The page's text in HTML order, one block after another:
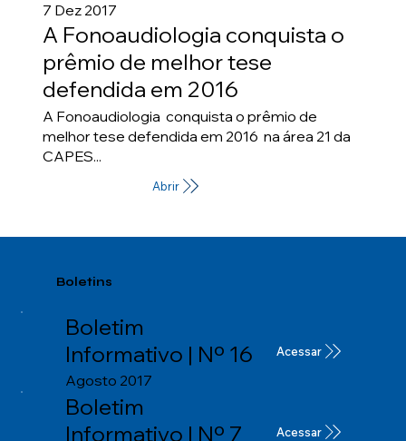
7 Dez 2017
A Fonoaudiologia conquista o
prêmio de melhor tese
defendida em 2016
A Fonoaudiologia conquista o prêmio de
melhor tese defendida em 2016 na área 21 da
CAPES...
Abrir
Boletins
Boletim
Informativo | Nº 16
Agosto 2017
Acessar
Boletim
Informativo | Nº 7
Acessar